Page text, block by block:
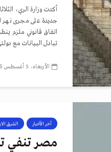
أكدت وزارة الري،
جديدة على مجرى نهر
اتفاق قانوني ملزم
تبادل البيانات مع
الأربعاء، 5 أغسطس 2026، 6:44 ص
أخر الأخبار الشرق
مصر تنفي